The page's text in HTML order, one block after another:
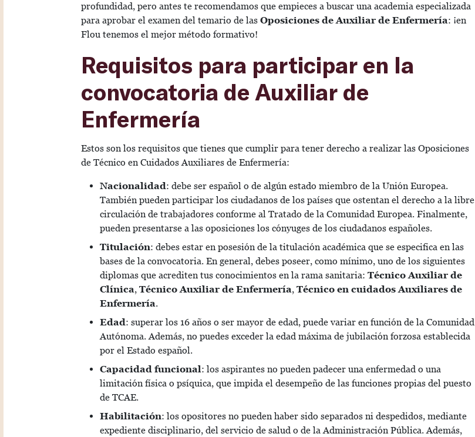
profundidad, pero antes te recomendamos que empieces a buscar una academia especializada
para aprobar el examen del temario de las Oposiciones de Auxiliar de Enfermería: ¡en
Flou tenemos el mejor método formativo!
Requisitos para participar en la
convocatoria de Auxiliar de
Enfermería
Estos son los requisitos que tienes que cumplir para tener derecho a realizar las Oposiciones
de Técnico en Cuidados Auxiliares de Enfermería:
Nacionalidad: debe ser español o de algún estado miembro de la Unión Europea.
También pueden participar los ciudadanos de los países que ostentan el derecho a la libre
circulación de trabajadores conforme al Tratado de la Comunidad Europea. Finalmente,
pueden presentarse a las oposiciones los cónyuges de los ciudadanos españoles.
Titulación: debes estar en posesión de la titulación académica que se especifica en las
bases de la convocatoria. En general, debes poseer, como mínimo, uno de los siguientes
diplomas que acrediten tus conocimientos en la rama sanitaria: Técnico Auxiliar de
Clínica, Técnico Auxiliar de Enfermería, Técnico en cuidados Auxiliares de
Enfermería.
Edad: superar los 16 años o ser mayor de edad, puede variar en función de la Comunidad
Autónoma. Además, no puedes exceder la edad máxima de jubilación forzosa establecida
por el Estado español.
Capacidad funcional: los aspirantes no pueden padecer una enfermedad o una
limitación física o psíquica, que impida el desempeño de las funciones propias del puesto
de TCAE.
Habilitación: los opositores no pueden haber sido separados ni despedidos, mediante
expediente disciplinario, del servicio de salud o de la Administración Pública. Además,